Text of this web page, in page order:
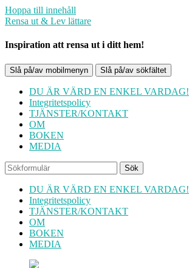
Hoppa till innehåll
Rensa ut & Lev lättare
Inspiration att rensa ut i ditt hem!
Slå på/av mobilmenyn Slå på/av sökfältet
DU ÄR VÄRD EN ENKEL VARDAG!
Integritetspolicy
TJÄNSTER/KONTAKT
OM
BOKEN
MEDIA
Sök
DU ÄR VÄRD EN ENKEL VARDAG!
Integritetspolicy
TJÄNSTER/KONTAKT
OM
BOKEN
MEDIA